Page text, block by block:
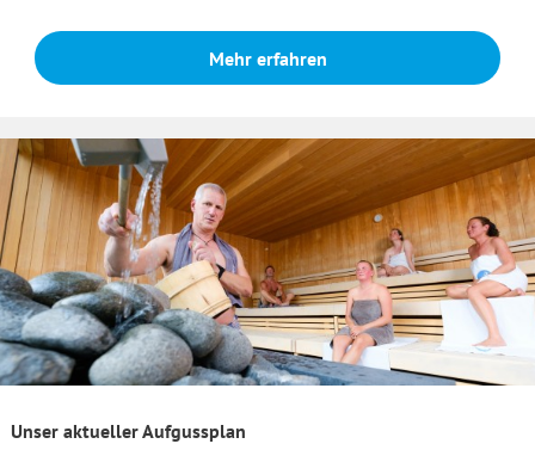
Mehr erfahren
Unser aktueller Aufgussplan